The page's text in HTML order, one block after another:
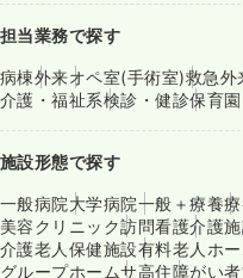
担当業務で探す
病棟外来オペ室(手術室)救急外
介護・福祉系検診・健診保育
施設形態で探す
一般病院大学病院一般＋療養
美容クリニック訪問看護介護
介護老人保健施設有料老人ホ
グループホームサ高住障がい